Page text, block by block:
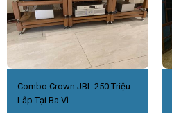
Combo Crown JBL 250 Triệu
Lắp Tại Ba Vì.